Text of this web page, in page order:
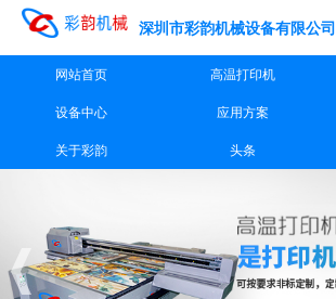
深圳市彩韵机械设备有限公司
网站首页 高温打印机
设备中心 应用方案
关于彩韵 头条